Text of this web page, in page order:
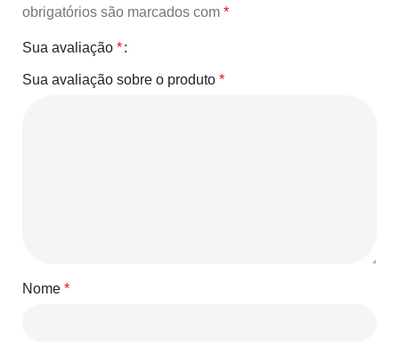
obrigatórios são marcados com *
Sua avaliação *
Sua avaliação sobre o produto *
Nome *